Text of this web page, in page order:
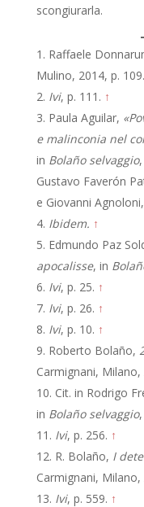
scongiurarla.
Raffaele
Mulino, 2014, p. 109.
Ivi, p. 111. ↑
Paula Aguilar,
e malinconia nel
in Bolaño selvaggio
Gustavo Faverón
e Giovanni
Ibidem. ↑
Edmundo Paz
apocalisse, in
Ivi, p. 25. ↑
Ivi, p. 26. ↑
Ivi, p. 10. ↑
Roberto Bolaño,
Carmignani,
Cit. in Rodrigo
in Bolaño selvaggio
Ivi, p. 256. ↑
R. Bolaño, I
Carmignani, Milano,
Ivi, p. 559. ↑